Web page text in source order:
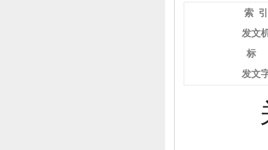
索
发文
标
发文
关